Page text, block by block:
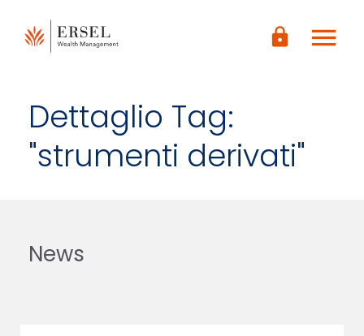
CONTENUTO
PRINCIPALE
PAGINA
lock menu
Dettaglio Tag:
"strumenti derivati"
News